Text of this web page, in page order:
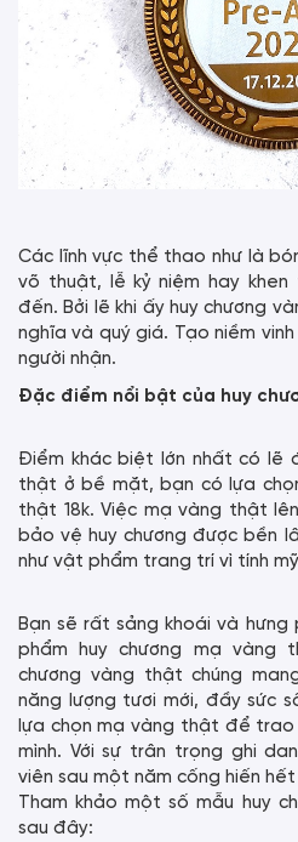
Các lĩnh vực thể thao như là
võ thuật, lễ kỷ niệm hay
đến. Bởi lẽ khi ấy huy chương
nghĩa và quý giá. Tạo niềm
người nhận.
Đặc điểm nổi bật của huy
Điểm khác biệt lớn nhất có lẽ
thật ở bề mặt, bạn có lựa
thật 18k. Việc mạ vàng thật
bảo vệ huy chương được bền
như vật phẩm trang trí vì tính
Bạn sẽ rất sảng khoái và
phẩm huy chương mạ vàng
chương vàng thật chúng
năng lượng tươi mới, đầy sức
lựa chọn mạ vàng thật để trao
mình. Với sự trân trọng ghi
viên sau một năm cống hiến hết
Tham khảo một số mẫu huy
sau đây: